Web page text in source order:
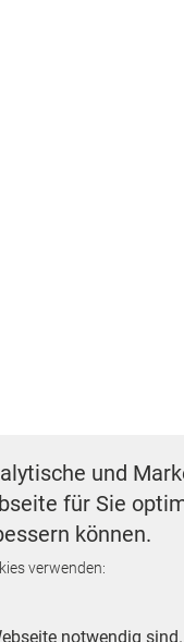
und
für Sie
können.
verwenden:
notwendig